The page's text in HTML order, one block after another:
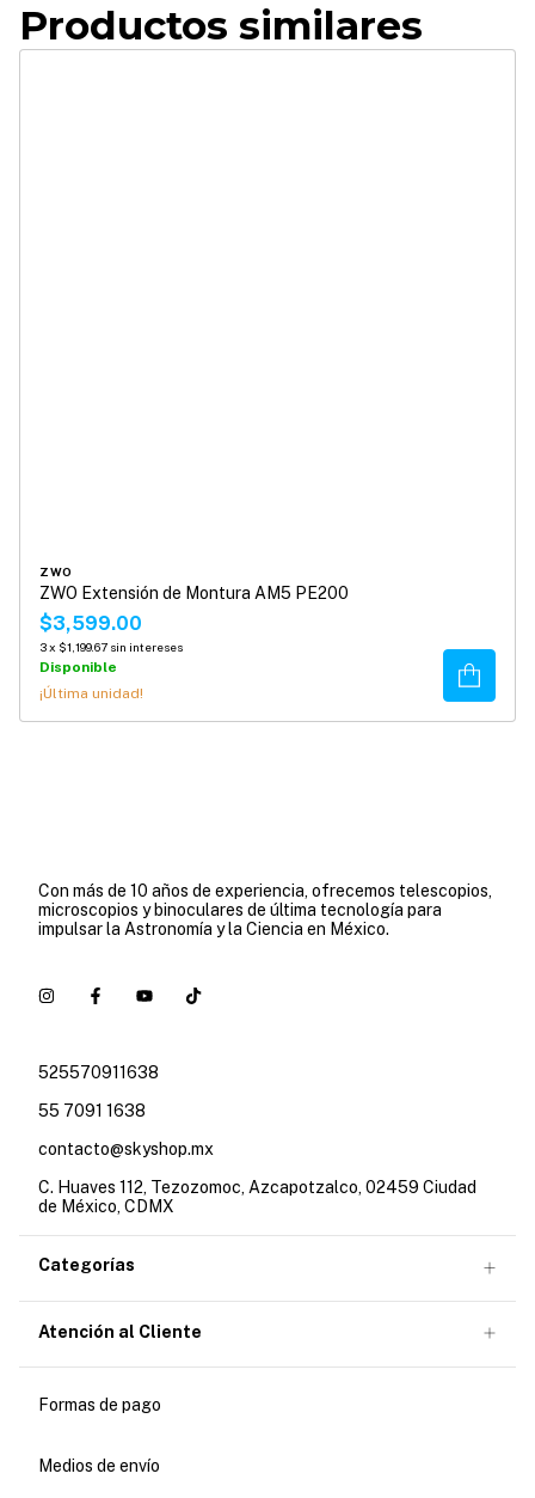
Productos similares
ZWO
ZWO Extensión de Montura AM5 PE200
$3,599.00
3x $1,199.67 sin intereses
Disponible
¡Última unidad!
Comprar
Con más de 10 años de experiencia, ofrecemos telescopios,
microscopios y binoculares de última tecnología para
impulsar la Astronomía y la Ciencia en México.
525570911638
55 7091 1638
contacto@skyshop.mx
C. Huaves 112, Tezozomoc, Azcapotzalco, 02459 Ciudad
de México, CDMX
Categorías
Atención al Cliente
Formas de pago
Medios de envío